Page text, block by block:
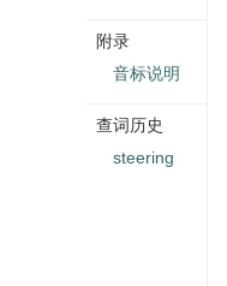
附录
音标说明
查词历史
steering